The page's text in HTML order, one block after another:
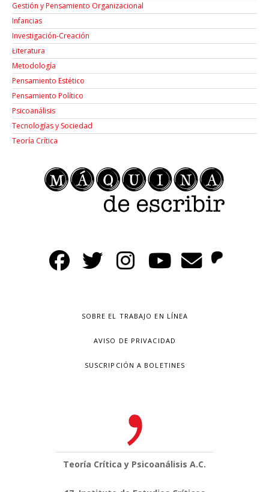
Gestión y Pensamiento Organizacional
Infancias
Investigación-Creación
Łiteratura
Metodología
Pensamiento Estético
Pensamiento Político
Psicoanálisis
Tecnologías y Sociedad
Teoría Crítica
SOBRE EL TRABAJO EN LÍNEA
AVISO DE PRIVACIDAD
SUSCRIPCIÓN A BOLETINES
Teoría Crítica y Psicoanálisis A.C.